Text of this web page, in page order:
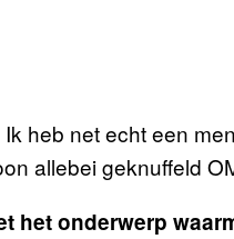
heb net echt een
allebei geknuffeld
het onderwerp